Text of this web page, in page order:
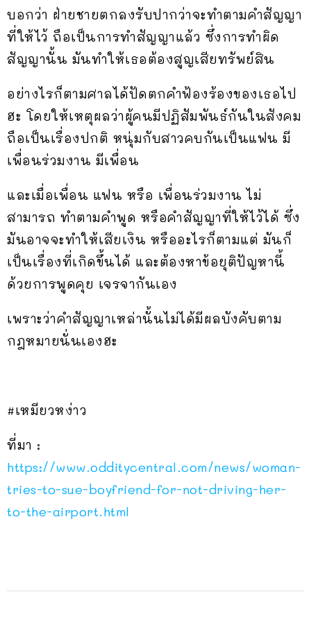
บอกว่า ฝ่ายชายตกลงรับปากว่าจะทำตามคำสัญญา
ที่ให้ไว้ ถือเป็นการทำสัญญาแล้ว ซึ่งการทำผิด
สัญญานั้น มันทำให้เธอต้องสูญเสียทรัพย์สิน
อย่างไรก็ตามศาลได้ปัดตกคำฟ้องร้องของเธอไป
ฮะ โดยให้เหตุผลว่าผู้คนมีปฏิสัมพันธ์กันในสังคม
ถือเป็นเรื่องปกติ หนุ่มกับสาวคบกันเป็นแฟน มี
เพื่อนร่วมงาน มีเพื่อน
และเมื่อเพื่อน แฟน หรือ เพื่อนร่วมงาน ไม่
สามารถ ทำตามคำพูด หรือคำสัญญาที่ให้ไว้ได้ ซึ่ง
มันอาจจะทำให้เสียเงิน หรืออะไรก็ตามแต่ มันก็
เป็นเรื่องที่เกิดขึ้นได้ และต้องหาข้อยุติปัญหานี้
ด้วยการพูดคุย เจรจากันเอง
เพราะว่าคำสัญญาเหล่านั้นไม่ได้มีผลบังคับตาม
กฎหมายนั่นเองฮะ
#เหมียวหง่าว
ที่มา :
https://www.odditycentral.com/news/woman-
tries-to-sue-boyfriend-for-not-driving-her-
to-the-airport.html